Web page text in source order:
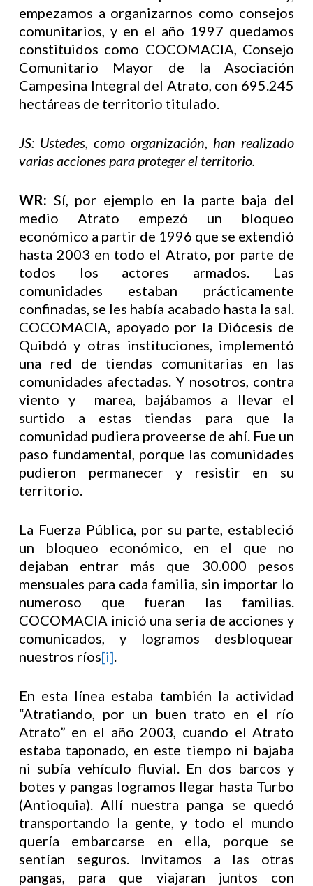
empezamos a organizarnos como consejos
comunitarios, y en el año 1997 quedamos
constituidos como COCOMACIA, Consejo
Comunitario Mayor de la Asociación
Campesina Integral del Atrato, con 695.245
hectáreas de territorio titulado.
JS: Ustedes, como organización, han realizado
varias acciones para proteger el territorio.
WR: Sí, por ejemplo en la parte baja del
medio Atrato empezó un bloqueo
económico a partir de 1996 que se extendió
hasta 2003 en todo el Atrato, por parte de
todos los actores armados. Las
comunidades estaban prácticamente
confinadas, se les había acabado hasta la sal.
COCOMACIA, apoyado por la Diócesis de
Quibdó y otras instituciones, implementó
una red de tiendas comunitarias en las
comunidades afectadas. Y nosotros, contra
viento y marea, bajábamos a llevar el
surtido a estas tiendas para que la
comunidad pudiera proveerse de ahí. Fue un
paso fundamental, porque las comunidades
pudieron permanecer y resistir en su
territorio.
La Fuerza Pública, por su parte, estableció
un bloqueo económico, en el que no
dejaban entrar más que 30.000 pesos
mensuales para cada familia, sin importar lo
numeroso que fueran las familias.
COCOMACIA inició una seria de acciones y
comunicados, y logramos desbloquear
nuestros ríos[i].
En esta línea estaba también la actividad
“Atratiando, por un buen trato en el río
Atrato” en el año 2003, cuando el Atrato
estaba taponado, en este tiempo ni bajaba
ni subía vehículo fluvial. En dos barcos y
botes y pangas logramos llegar hasta Turbo
(Antioquia). Allí nuestra panga se quedó
transportando la gente, y todo el mundo
quería embarcarse en ella, porque se
sentían seguros. Invitamos a las otras
pangas, para que viajaran juntos con